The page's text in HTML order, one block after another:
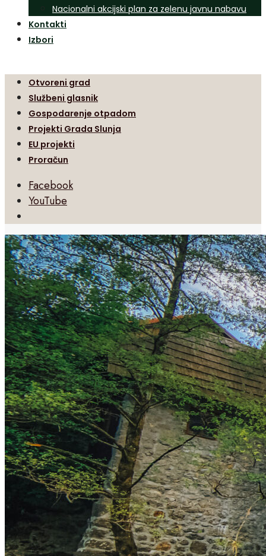
Nacionalni akcijski plan za zelenu javnu nabavu
Kontakti
Izbori
Otvoreni grad
Službeni glasnik
Gospodarenje otpadom
Projekti Grada Slunja
EU projekti
Proračun
Facebook
YouTube
Search
Window